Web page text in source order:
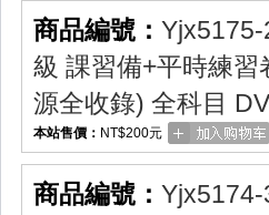
商品編號： Yjx5175-
級 課習備+平時練
源全收錄) 全科目
本站售價： NT$200元
商品編號： Yjx5174-